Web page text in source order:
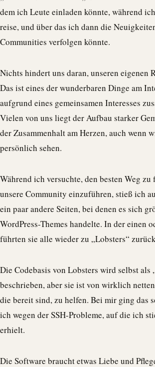
dem ich Leute einladen könnte, während
reise, und über das ich dann die
Communities verfolgen könnte.
Nichts hindert uns daran, unseren eigenen
Das ist eines der wunderbaren Dinge am
aufgrund eines gemeinsamen Interesses
Vielen von uns liegt der Aufbau starker
der Zusammenhalt am Herzen, auch wenn
persönlich sehen.
Während ich versuchte, den besten Weg zu
unsere Community einzuführen, stieß ich
ein paar andere Seiten, bei denen es sich
WordPress-Themes handelte. In der einen
führten sie alle wieder zu „Lobsters“
Die Codebasis von Lobsters wird selbst als
beschrieben, aber sie ist von wirklich
die bereit sind, zu helfen. Bei mir ging das
ich wegen der SSH-Probleme, auf die ich
erhielt.
Die Software braucht etwas Liebe und